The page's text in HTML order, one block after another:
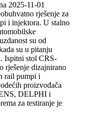
2025-11-01
rješenje za
i injektora. U stalno
su od
su u pitanju
Ispitni stol CRS-
rješenje dizajnirano
rail pumpi i
proizvođača
DELPHI i
za testiranje je